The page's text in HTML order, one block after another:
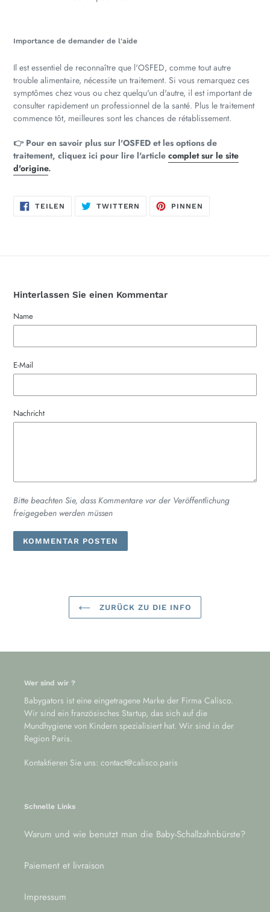
Importance de demander de l'aide
Il est essentiel de reconnaître que l'OSFED, comme tout autre
trouble alimentaire, nécessite un traitement. Si vous remarquez ces
symptômes chez vous ou chez quelqu'un d'autre, il est important de
consulter rapidement un professionnel de la santé. Plus le traitement
commence tôt, meilleures sont les chances de rétablissement.
👉 Pour en savoir plus sur l'OSFED et les options de
traitement, cliquez ici pour lire l'article complet sur le site
d'origine.
TEILEN
FACEBOOK
TWITTERN
TWITTER
PINNEN
Hinterlassen Sie einen Kommentar
Name
E-Mail
Nachricht
Bitte beachten Sie, dass Kommentare vor der Veröffentlichung
freigegeben werden müssen
ZURÜCK ZU DIE INFO
Wer sind wir ?
Babygators ist eine eingetragene Marke der Firma Calisco.
Wir sind ein französisches Startup, das sich auf die
Mundhygiene von Kindern spezialisiert hat. Wir sind in der
Region Paris.
Kontaktieren Sie uns: contact@calisco.paris
Schnelle Links
Warum und wie benutzt man die Baby-Schallzahnbürste?
Paiement et livraison
Impressum